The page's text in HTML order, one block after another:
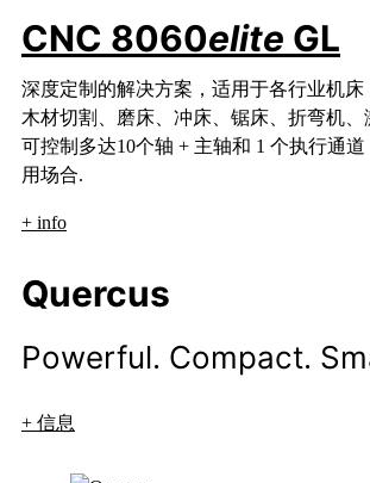
CNC 8060elite GL
深度定制的解决方案，适用于各行业机床
木材切割、磨床、冲床、锯床、折弯机、
可控制多达10个轴 + 主轴和 1 个执行通
用场合.
+ info
Quercus
Powerful. Compact.
+ 信息